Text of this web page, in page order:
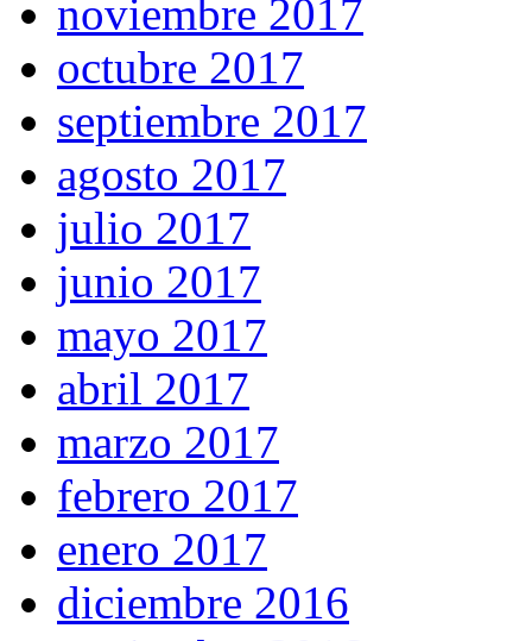
noviembre 2017
octubre 2017
septiembre 2017
agosto 2017
julio 2017
junio 2017
mayo 2017
abril 2017
marzo 2017
febrero 2017
enero 2017
diciembre 2016